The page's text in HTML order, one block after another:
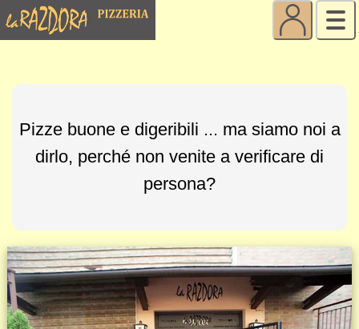
Pizze buone e digeribili ... ma siamo noi a
dirlo, perché non venite a verificare di
persona?